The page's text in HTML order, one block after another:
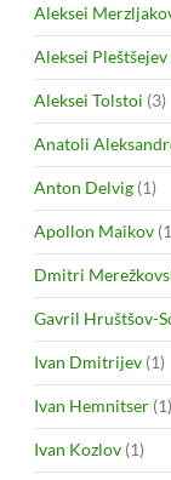
Aleksei
Aleksei Pleštšejev
Aleksei Tolstoi (3)
Anatoli
Anton Delvig (1)
Apollon Maikov
Dmitri
Gavril Hruštšov-
Ivan Dmitrijev (1)
Ivan Hemnitser (1)
Ivan Kozlov (1)